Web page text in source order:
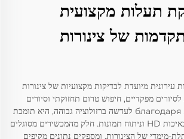
תעלות מקצועית
של צינורות
עירונית מיועדת לבדיקות מקצועיות של צינורות
מפקדיים, חיפוש טרום תחזוקתי וסיורים
לאחר אסונות בצינורות. благодаря לעדשה ברזולוציה גבוהה, היא תומכת
ביצירת הקלטות וידאו באיכות HD וניתוח תמונות. חלק מהמכשירים מסוגלים
מימדי של הצינורות, ומספקים נתונים מקיפים